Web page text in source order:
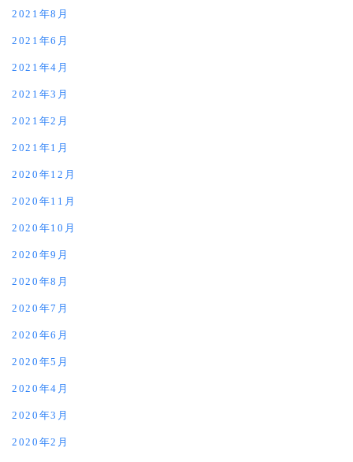
2021年8月
2021年6月
2021年4月
2021年3月
2021年2月
2021年1月
2020年12月
2020年11月
2020年10月
2020年9月
2020年8月
2020年7月
2020年6月
2020年5月
2020年4月
2020年3月
2020年2月